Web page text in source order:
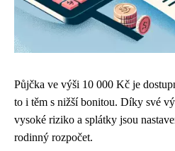
Půjčka ve výši 10 000 Kč je
to i těm s nižší bonitou. Díky své
vysoké riziko a splátky jsou
rodinný rozpočet.